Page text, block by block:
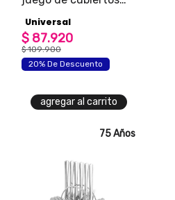
universal
Universal
$ 87.920
$ 109.900
20% De Descuento
agregar al carrito
75 Años